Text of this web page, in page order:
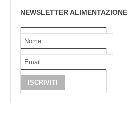
NEWSLETTER ALIMENTAZIONE